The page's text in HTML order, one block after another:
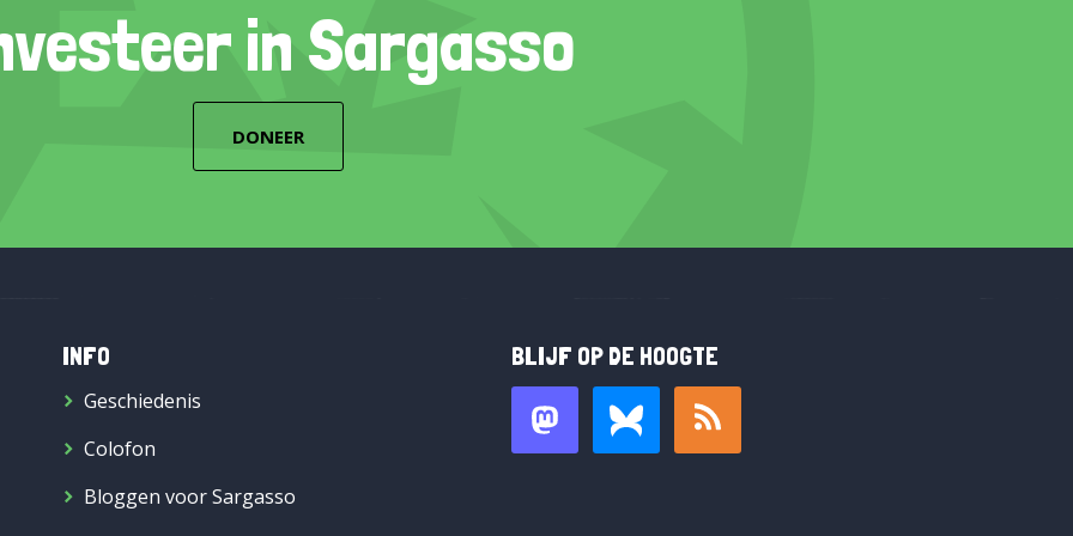
in Sargasso
DONEER
INFO
Geschiedenis
Colofon
Bloggen voor Sargasso
BLIJF OP DE HOOGTE